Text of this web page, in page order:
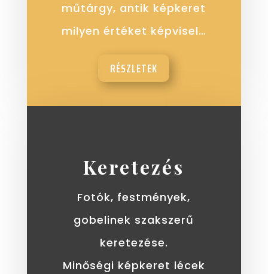
műtárgy, antik képkeret
milyen értéket képvisel…
RÉSZLETEK
Keretezés
Fotók, festmények,
gobelinek szakszerű
keretezése.
Minőségi képkeret lécek